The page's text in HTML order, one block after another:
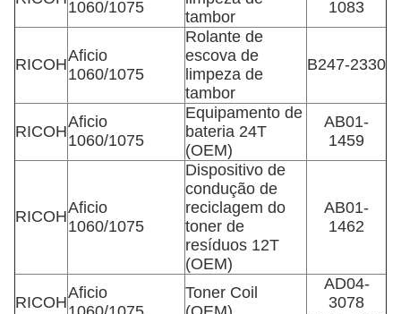
1060/1075
tambor
1083
RICOHAficio
1060/1075
Rolante de
escova de
limpeza de
tambor
B247-2330
RICOH
Aficio
1060/1075
Equipamento de
bateria 24T
(OEM)
AB01-
1459
RICOHAficio
1060/1075
Dispositivo de
condução de
reciclagem do
toner de
resíduos 12T
(OEM)
AB01-
1462
RICOH
Aficio
Toner Coil
AD04-
3078